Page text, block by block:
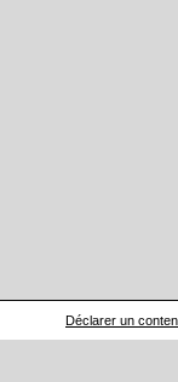
Déclarer un